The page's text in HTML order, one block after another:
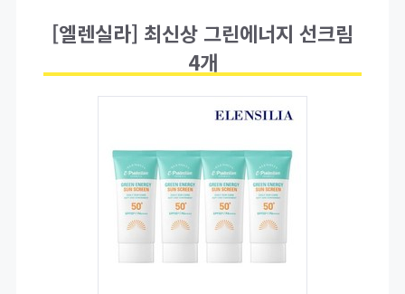
[엘렌실라] 최신상 그린에너지 선크림
4개